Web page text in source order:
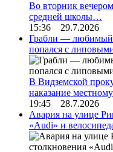
Во вторник
средней школы…
15:36 29.7.2026
Грабли — любимый
попался с
В Видземской
наказание
19:45 28.7.2026
Авария на улице
«Audi» и